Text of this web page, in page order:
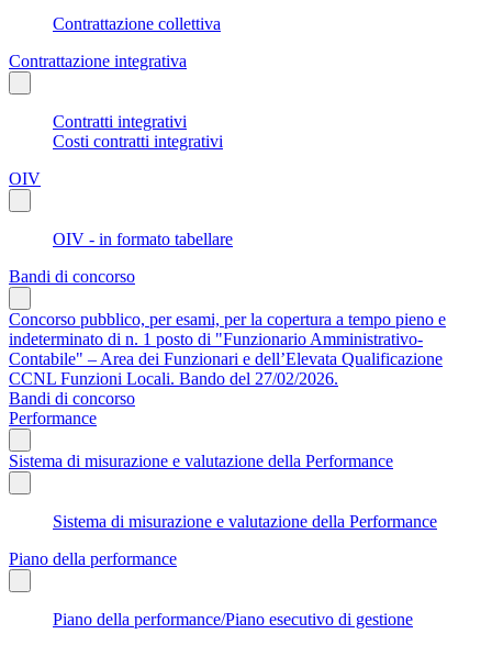
Contrattazione collettiva
Contrattazione integrativa
Contratti integrativi
Costi contratti integrativi
OIV
OIV - in formato tabellare
Bandi di concorso
Concorso pubblico, per esami, per la copertura a tempo pieno e
indeterminato di n. 1 posto di "Funzionario Amministrativo-
Contabile" – Area dei Funzionari e dell’Elevata Qualificazione
CCNL Funzioni Locali. Bando del 27/02/2026.
Bandi di concorso
Performance
Sistema di misurazione e valutazione della Performance
Sistema di misurazione e valutazione della Performance
Piano della performance
Piano della performance/Piano esecutivo di gestione